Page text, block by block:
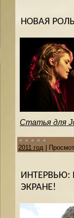
НОВАЯ
Статья для
2011 год
ИНТЕРВЬЮ:
ЭКРАНЕ!